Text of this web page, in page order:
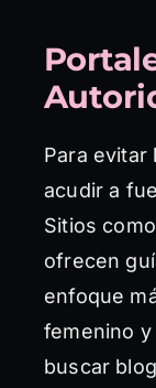
Para evitar
acudir a
Sitios como
ofrecen
enfoque
femenino
buscar